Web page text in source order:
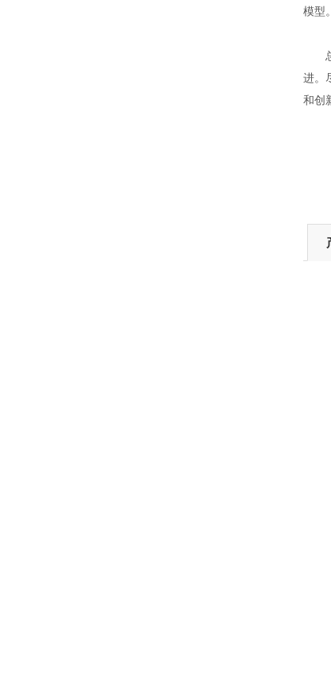
模型
总
进。
和创